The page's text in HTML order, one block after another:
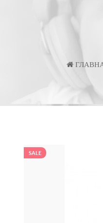
SALE